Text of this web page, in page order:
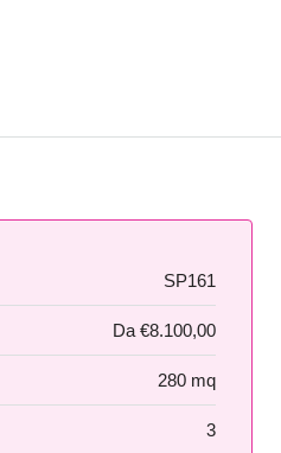
SP161
Da €8.100,00
280 mq
3